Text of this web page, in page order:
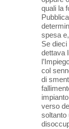
quali la
spesa
Se dieci
dettava
col
di
verso
soltanto